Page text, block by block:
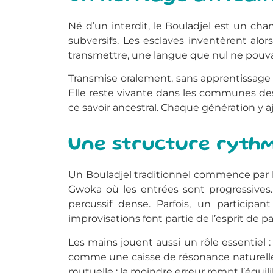
Né d’un interdit, le Bouladjel est un
subversifs. Les esclaves inventèrent
transmettre, une langue que nul ne
Transmise oralement, sans
Elle reste vivante dans les communes
ce savoir ancestral. Chaque génération y
Une structure
Un Bouladjel traditionnel commence
Gwoka où les entrées sont
percussif dense. Parfois, un
improvisations font partie de l’esprit de
Les mains jouent aussi un rôle
comme une caisse de résonance